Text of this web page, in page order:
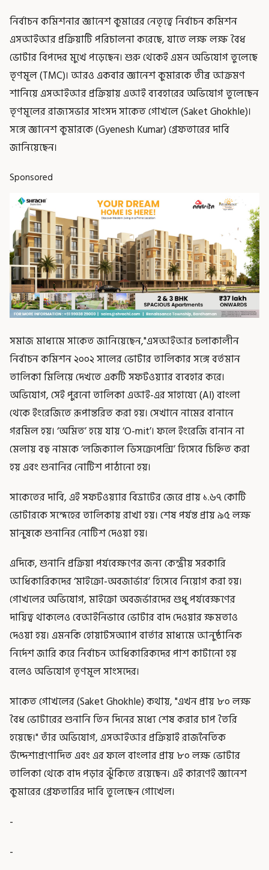
নির্বাচন কমিশনার জ্ঞানেশ কুমারের নেতৃত্বে নির্বাচন কমিশন
এসআইআর প্রক্রিয়াটি পরিচালনা করেছে, যাতে লক্ষ লক্ষ বৈধ
ভোটার বিপদের মুখে পড়েছেন। শুরু থেকেই এমন অভিযোগ তুলেছে
তৃণমূল (TMC)। আরও একবার জ্ঞানেশ কুমারকে তীব্র আক্রমণ
শানিয়ে এসআইআর প্রক্রিয়ায় এআই ব্যবহারের অভিযোগ তুলেছেন
তৃণমূলের রাজ্যসভার সাংসদ সাকেত গোখলে (Saket Ghokhle)।
সঙ্গে জ্ঞানেশ কুমারকে (Gyenesh Kumar) গ্রেফতারের দাবি
জানিয়েছেন।
Sponsored
সমাজ মাধ্যমে সাকেত জানিয়েছেন,"এসআইআর চলাকালীন
নির্বাচন কমিশন ২০০২ সালের ভোটার তালিকার সঙ্গে বর্তমান
তালিকা মিলিয়ে দেখতে একটি সফটওয়্যার ব্যবহার করে।
অভিযোগ, সেই পুরনো তালিকা এআই-এর সাহায্যে (AI) বাংলা
থেকে ইংরেজিতে রূপান্তরিত করা হয়। সেখানে নামের বানানে
গরমিল হয়। ‘অমিত’ হয়ে যায় ‘O-mit’। ফলে ইংরেজি বানান না
মেলায় বহু নামকে ‘লজিক্যাল ডিসক্রেপেন্সি’ হিসেবে চিহ্নিত করা
হয় এবং শুনানির নোটিশ পাঠানো হয়।
সাকেতের দাবি, এই সফটওয়্যার বিভ্রাটের জেরে প্রায় ১.৬৭ কোটি
ভোটারকে সন্দেহের তালিকায় রাখা হয়। শেষ পর্যন্ত প্রায় ৯৫ লক্ষ
মানুষকে শুনানির নোটিশ দেওয়া হয়।
এদিকে, শুনানি প্রক্রিয়া পর্যবেক্ষণের জন্য কেন্দ্রীয় সরকারি
আধিকারিকদের ‘মাইক্রো-অবজার্ভার’ হিসেবে নিয়োগ করা হয়।
গোখলের অভিযোগ, মাইক্রো অবজর্ভারদের শুধু পর্যবেক্ষণের
দায়িত্ব থাকলেও বেআইনিভাবে ভোটার বাদ দেওয়ার ক্ষমতাও
দেওয়া হয়। এমনকি হোয়াটসঅ্যাপ বার্তার মাধ্যমে আনুষ্ঠানিক
নির্দেশ জারি করে নির্বাচন আধিকারিকদের পাশ কাটানো হয়
বলেও অভিযোগ তৃণমূল সাংসদের।
সাকেত গোখলের (Saket Ghokhle) কথায়, "এখন প্রায় ৮০ লক্ষ
বৈধ ভোটারের শুনানি তিন দিনের মধ্যে শেষ করার চাপ তৈরি
হয়েছে।" তাঁর অভিযোগ, এসআইআর প্রক্রিয়াই রাজনৈতিক
উদ্দেশ্যপ্রণোদিত এবং এর ফলে বাংলার প্রায় ৮০ লক্ষ ভোটার
তালিকা থেকে বাদ পড়ার ঝুঁকিতে রয়েছেন। এই কারণেই জ্ঞানেশ
কুমারের গ্রেফতারির দাবি তুলেছেন গোখেল।
-
-